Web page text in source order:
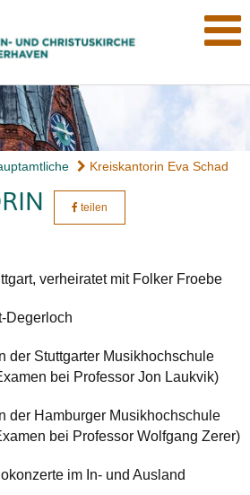
Kreiskantorin Eva Schad
teilen
verheiratet mit Folker Froebe
Degerloch
der Stuttgarter Musikhochschule
bei Professor Jon Laukvik)
der Hamburger Musikhochschule
bei Professor Wolfgang Zerer)
im In- und Ausland